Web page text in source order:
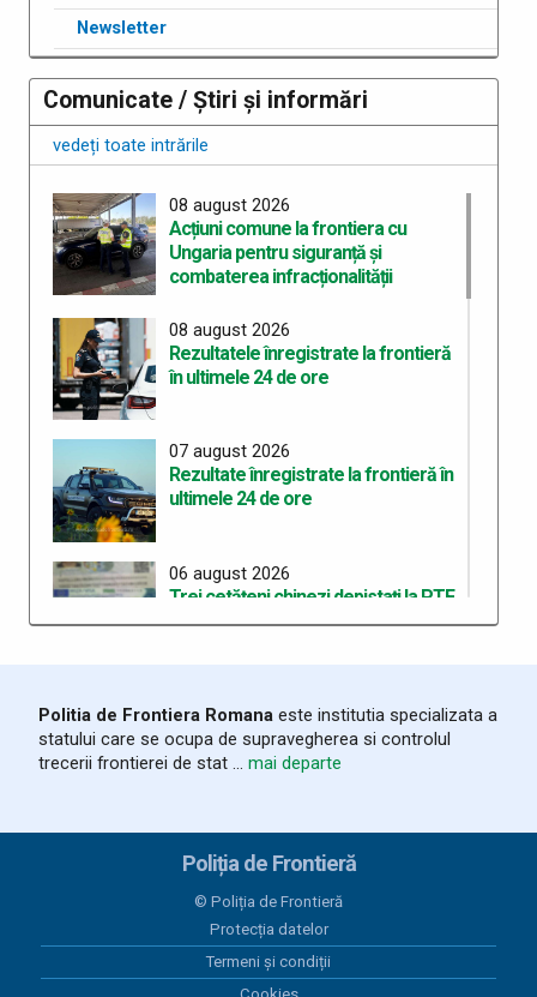
Newsletter
Comunicate / Știri și informări
vedeți toate intrările
08 august 2026
Acțiuni comune la frontiera cu
Ungaria pentru siguranță și
combaterea infracționalității
08 august 2026
Rezultatele înregistrate la frontieră
în ultimele 24 de ore
07 august 2026
Rezultate înregistrate la frontieră în
ultimele 24 de ore
06 august 2026
Trei cetățeni chinezi depistați la PTF
Stamora-Moravița cu vize false
06 august 2026
Rezultate înregistrate la frontieră în
ultimele 24 de ore
Organizarea celui de-al treilea
Workshop pentru elaborarea unei
curicule comune de pregătire în
cadrul proiectului “ROHU00634 –
SAFE – Together for a Safer Area”
Politia de Frontiera Romana este institutia specializata a
statului care se ocupa de supravegherea si controlul
trecerii frontierei de stat ... mai departe
Poliția de Frontieră
© Poliția de Frontieră
Protecția datelor
Termeni și condiții